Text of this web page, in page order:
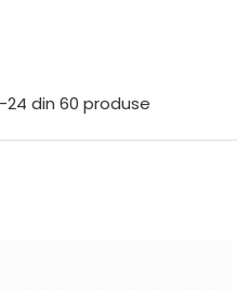
24 din 60 produse